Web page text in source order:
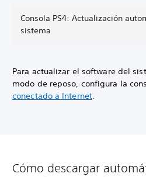
Consola PS4: Actualización
sistema
Para actualizar el software del
modo de reposo, configura la
conectado a Internet.
Cómo descargar